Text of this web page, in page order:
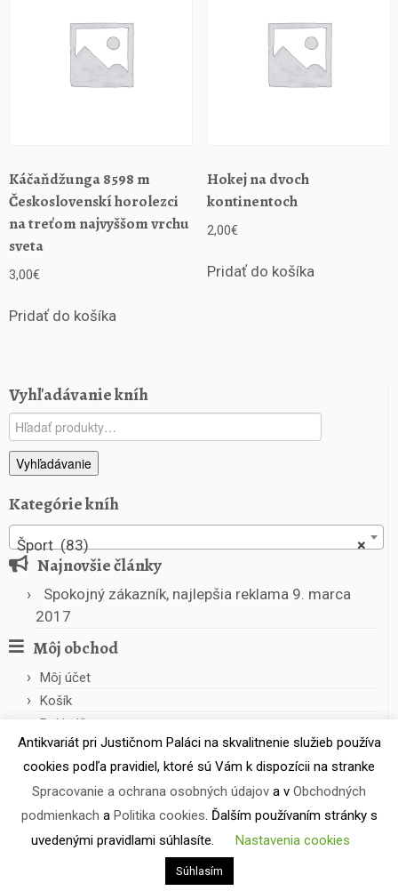
Káčaňdžunga 8598 m
Československí horolezci
na treťom najvyššom vrchu
sveta
3,00€
Pridať do košíka
Hokej na dvoch
kontinentoch
2,00€
Pridať do košíka
Vyhľadávanie kníh
Hľadať:
Vyhľadávanie
Kategórie kníh
×
Šport (83)
Najnovšie články
Spokojný zákazník, najlepšia reklama 9. marca
2017
Môj obchod
Môj účet
Košík
Pokladňa
Antikvariát pri Justičnom Paláci
Designed with theCustomizr theme
Antikvariát pri Justičnom Paláci na skvalitnenie služieb používa
cookies podľa pravidiel, ktoré sú Vám k dispozícii na stranke
Spracovanie a ochrana osobných údajov a v Obchodných
podmienkach a Politika cookies. Ďalším používaním stránky s
uvedenými pravidlami súhlasíte.
Nastavenia cookies
Súhlasím